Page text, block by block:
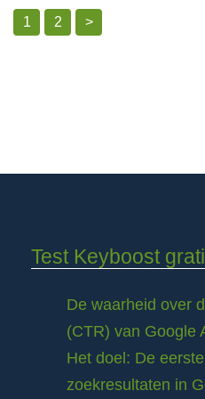
1 2 >
Test Keyboost
De waarheid over
(CTR) van Google
Het doel: De
zoekresultaten in